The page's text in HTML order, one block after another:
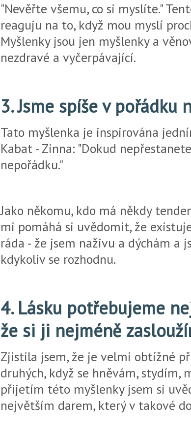
"Nevěřte všemu, co si myslíte."
reaguju na to, když mou myslí
Myšlenky jsou jen myšlenky a
nezdravé a vyčerpávající.
3. Jsme spíše v pořádku
Tato myšlenka je inspirována
Kabat - Zinna: "Dokud
nepořádku."
Jako někomu, kdo má někdy
mi pomáhá si uvědomit, že
ráda - že jsem naživu a dýchám a
kdykoliv se rozhodnu.
4. Lásku potřebujeme
že si ji nejméně
Zjistila jsem, že je velmi obtížné
druhých, když se hněvám, stydím,
přijetím této myšlenky jsem si
největším darem, který v takové